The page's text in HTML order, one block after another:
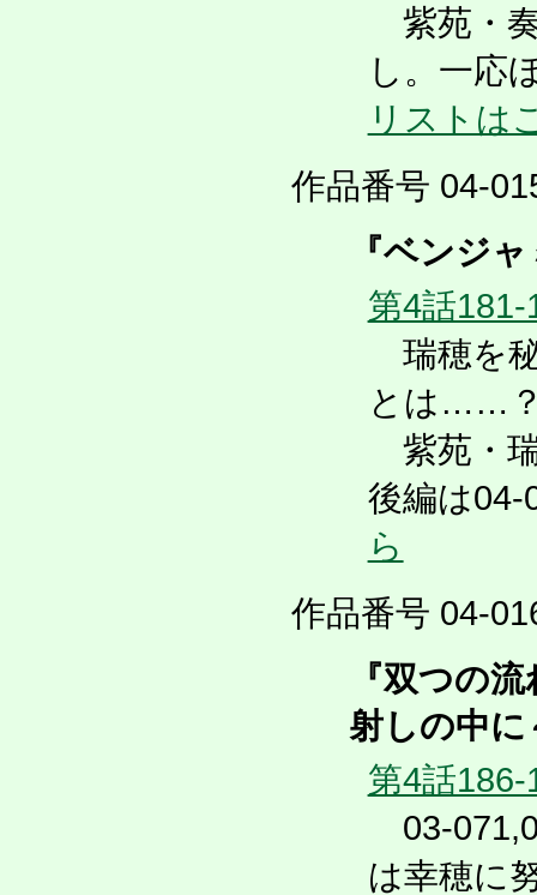
紫苑・
し。一応
リストは
作品番号 04-
『ベンジ
第4話181-
瑞穂を
とは……
紫苑・
後編は04-
ら
作品番号 04-
『双つの
射しの中に
第4話186-
03-
は幸穂に